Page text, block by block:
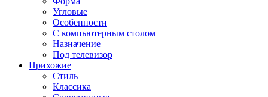
Угловые
Особенности
С компьютерным столом
Назначение
Под телевизор
Прихожие
Стиль
Классика